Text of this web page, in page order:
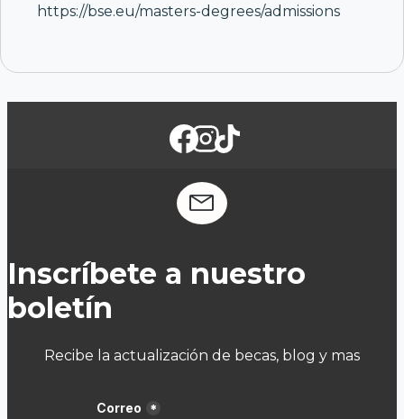
https://bse.eu/masters-degrees/admissions
Inscríbete a nuestro
boletín
Recibe la actualización de becas, blog y mas